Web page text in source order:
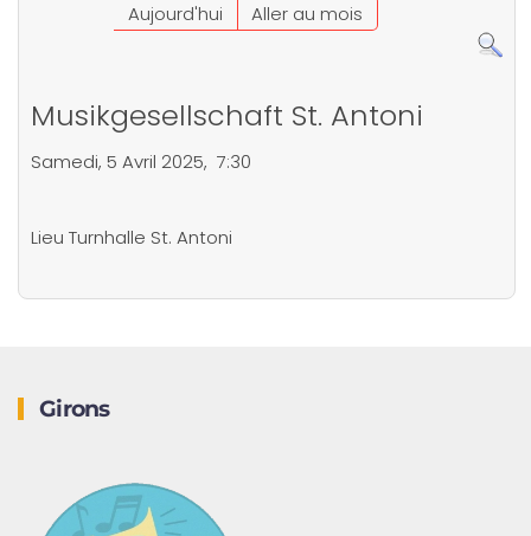
Aujourd'hui
Aller au mois
Musikgesellschaft St. Antoni
Samedi, 5 Avril 2025, 7:30
Lieu Turnhalle St. Antoni
Girons